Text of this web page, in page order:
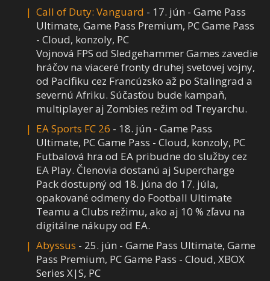
Call of Duty: Vanguard - 17. jún - Game Pass
Ultimate, Game Pass Premium, PC Game Pass
- Cloud, konzoly, PC
Vojnová FPS od Sledgehammer Games zavedie
hráčov na viaceré fronty druhej svetovej vojny,
od Pacifiku cez Francúzsko až po Stalingrad a
severnú Afriku. Súčasťou bude kampaň,
multiplayer aj Zombies režim od Treyarchu.
EA Sports FC 26 - 18. jún - Game Pass
Ultimate, PC Game Pass - Cloud, konzoly, PC
Futbalová hra od EA pribudne do služby cez
EA Play. Členovia dostanú aj Supercharge
Pack dostupný od 18. júna do 17. júla,
opakované odmeny do Football Ultimate
Teamu a Clubs režimu, ako aj 10 % zľavu na
digitálne nákupy od EA.
Abyssus - 25. jún - Game Pass Ultimate, Game
Pass Premium, PC Game Pass - Cloud, XBOX
Series X|S, PC